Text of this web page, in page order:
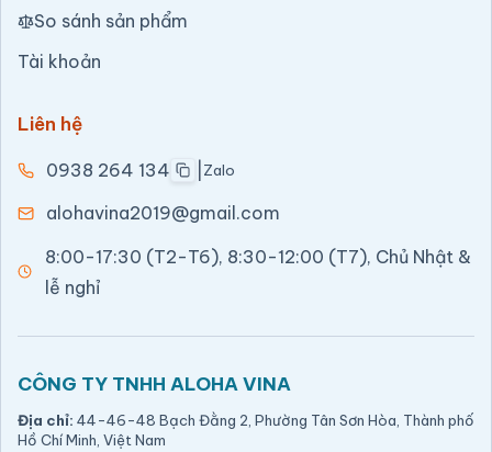
So sánh sản phẩm
Tài khoản
Liên hệ
0938 264 134 Zalo
alohavina2019@gmail.com
8:00-17:30 (T2-T6), 8:30-12:00 (T7), Chủ Nhật &
lễ nghỉ
CÔNG TY TNHH ALOHA VINA
Địa chỉ: 44-46-48 Bạch Đằng 2, Phường Tân Sơn Hòa, Thành phố
Hồ Chí Minh, Việt Nam